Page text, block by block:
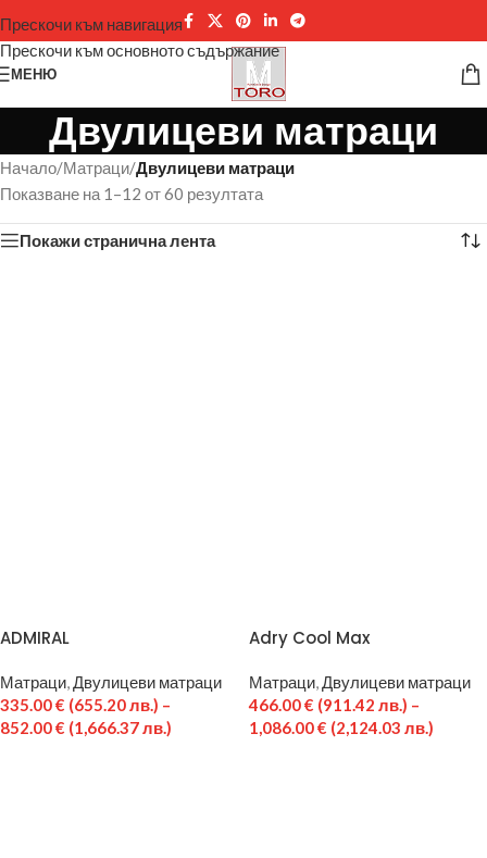
Прескочи към навигация
Прескочи към основното съдържание
МЕНЮ
Двулицеви матраци
Начало/Матраци/Двулицеви матраци
Показване на 1–12 от 60 резултата
Покажи странична лента
ADMIRAL
Матраци,Двулицеви матраци
335.00€ (655.20 лв.) –
852.00€ (1,666.37 лв.)
Adry Cool Max
Матраци,Двулицеви матраци
466.00€ (911.42 лв.) –
1,086.00€ (2,124.03 лв.)